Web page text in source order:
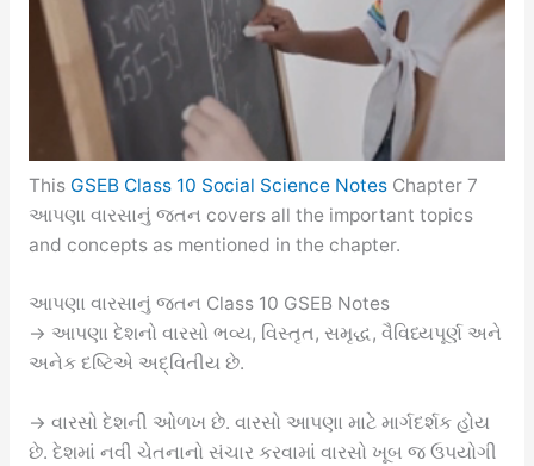
This GSEB Class 10 Social Science NotesChapter 7
આપણા વારસાનું જતન covers all the important topics
and concepts as mentioned in the chapter.
આપણા વારસાનું જતન Class 10 GSEB Notes
→ આપણા દેશનો વારસો ભવ્ય, વિસ્તૃત, સમૃદ્ધ, વૈવિધ્યપૂર્ણ અને
અનેક દષ્ટિએ અદ્વિતીય છે.
→ વારસો દેશની ઓળખ છે. વારસો આપણા માટે માર્ગદર્શક હોય
છે. દેશમાં નવી ચેતનાનો સંચાર કરવામાં વારસો ખૂબ જ ઉપયોગી